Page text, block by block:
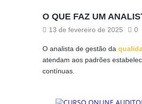
O QUE FAZ UM
13 de fevereiro de 2025 0
O analista de gestão da
atendam aos padrões
contínuas.